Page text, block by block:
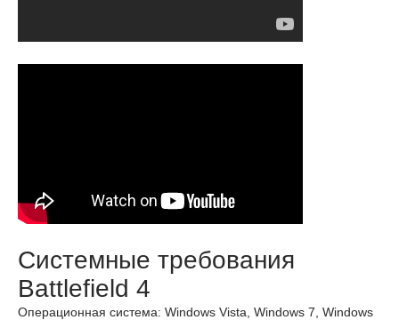
Системные требования
Battlefield 4
Операционная система: Windows Vista, Windows 7, Windows